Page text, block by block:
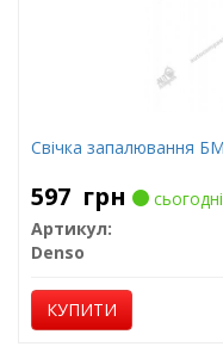
Свічка запалювання
597 грн
сьогодні
Артикул:
Denso
КУПИТИ